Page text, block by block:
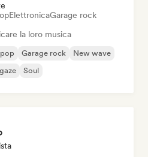
ElettronicaGarage rock
la loro musica
Garage rock
New wave
Soul